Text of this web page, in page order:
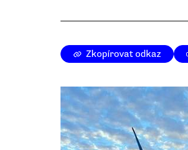
Zkopírovat odkaz